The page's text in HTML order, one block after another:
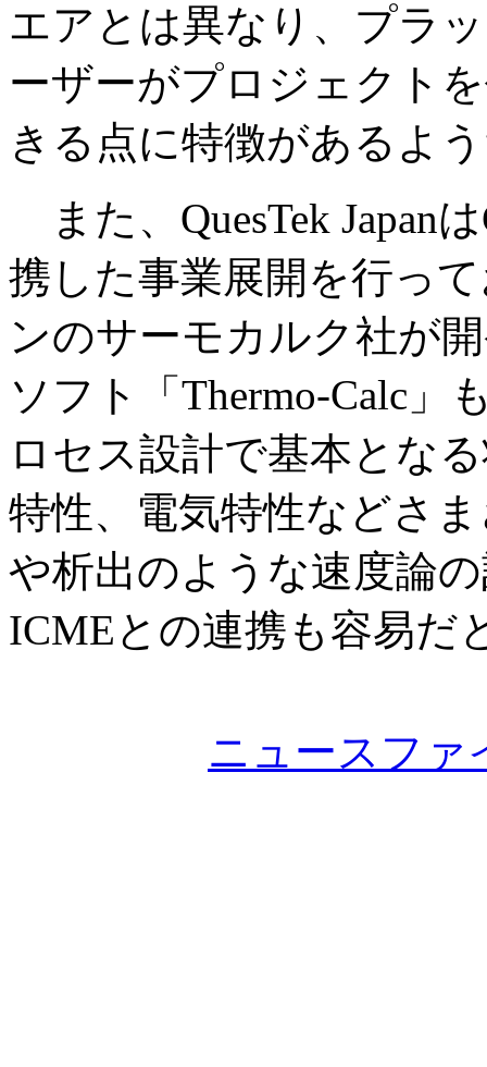
エアとは異なり、プラ
ーザーがプロジェクト
きる点に特徴があるよ
また、QuesTek Japan
携した事業展開を行っ
ンのサーモカルク社が
ソフト「Thermo-Calc」
ロセス設計で基本とな
特性、電気特性などさ
や析出のような速度論
ICMEとの連携も容易だ
ニュースファ